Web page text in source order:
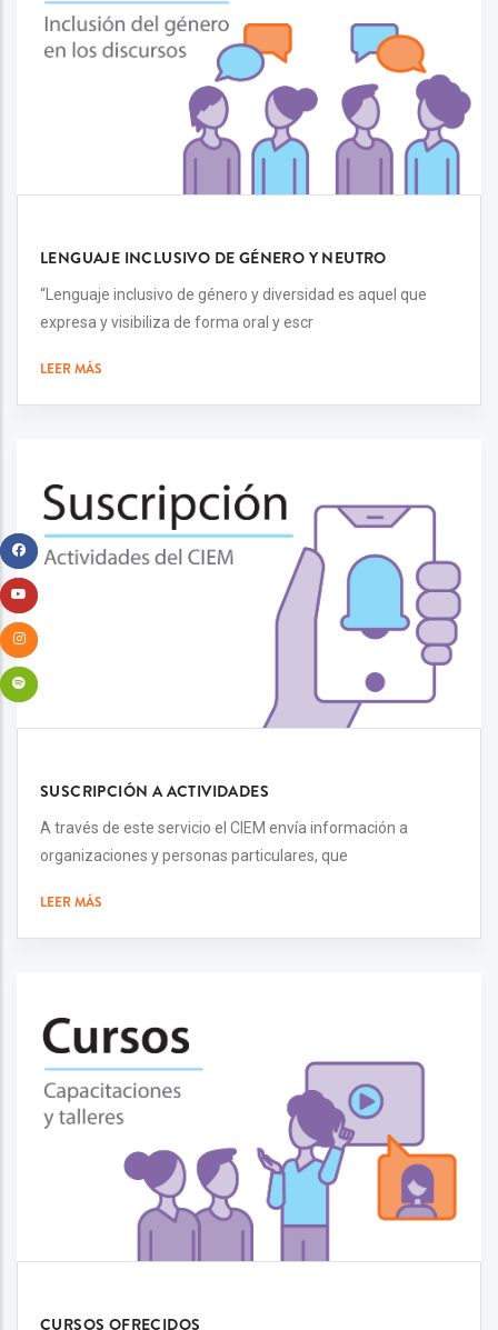
LENGUAJE INCLUSIVO DE GÉNERO Y NEUTRO
“Lenguaje inclusivo de género y diversidad es aquel que
expresa y visibiliza de forma oral y escr
LEER MÁS
SUSCRIPCIÓN A ACTIVIDADES
A través de este servicio el CIEM envía información a
organizaciones y personas particulares, que
LEER MÁS
CURSOS OFRECIDOS